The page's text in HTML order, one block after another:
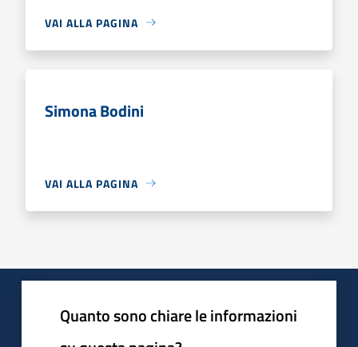
VAI ALLA PAGINA
Simona Bodini
VAI ALLA PAGINA
Quanto sono chiare le informazioni